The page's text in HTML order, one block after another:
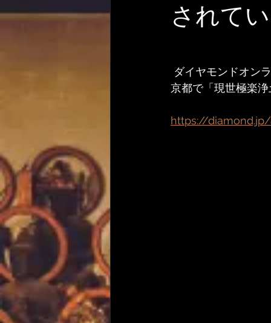
されて
ダイヤモンドオン
京都で「現世極楽
https://